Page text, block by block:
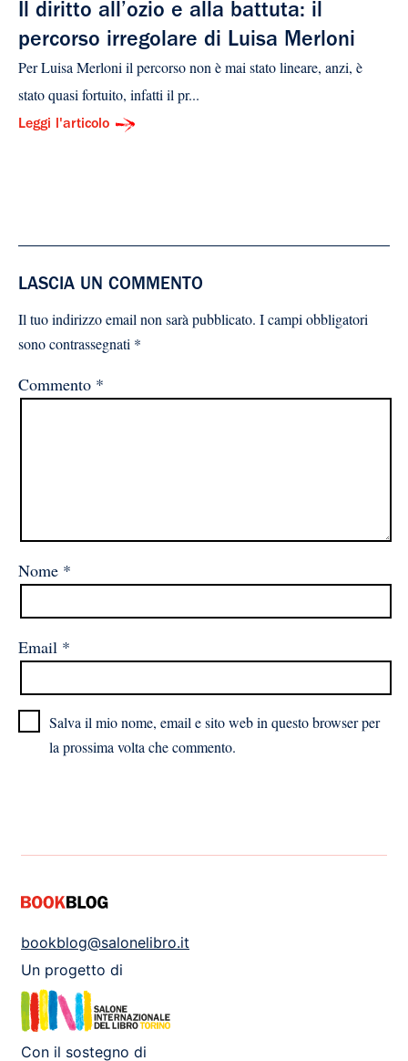
Il diritto all’ozio e alla battuta: il
percorso irregolare di Luisa Merloni
Per Luisa Merloni il percorso non è mai stato lineare, anzi, è
stato quasi fortuito, infatti il pr...
Leggi l'articolo
LASCIA UN COMMENTO
Il tuo indirizzo email non sarà pubblicato. I campi obbligatori
sono contrassegnati *
Commento *
Nome *
Email *
Salva il mio nome, email e sito web in questo browser per
la prossima volta che commento.
bookblog@salonelibro.it
Un progetto di
Con il sostegno di